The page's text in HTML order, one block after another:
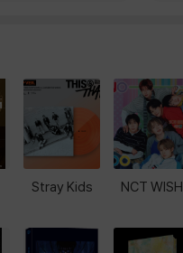
Stray Kids NCT WISH